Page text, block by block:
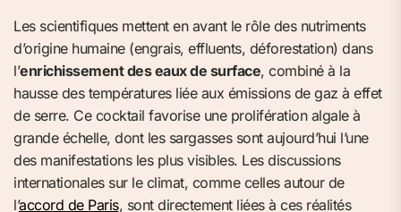
Les scientifiques mettent en avant le rôle des nutriments
d’origine humaine (engrais, effluents, déforestation) dans
l’enrichissement des eaux de surface, combiné à la
hausse des températures liée aux émissions de gaz à effet
de serre. Ce cocktail favorise une prolifération algale à
grande échelle, dont les sargasses sont aujourd’hui l’une
des manifestations les plus visibles. Les discussions
internationales sur le climat, comme celles autour de
l’accord de Paris, sont directement liées à ces réalités